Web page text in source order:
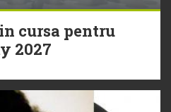
cursa pentru
2027